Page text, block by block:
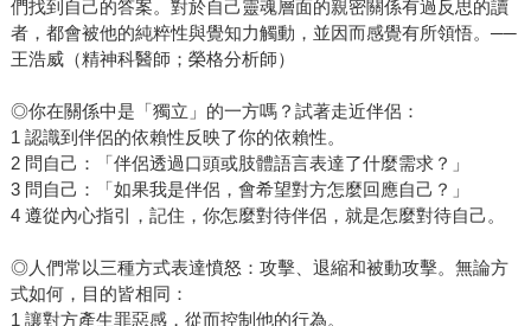
們找到自己的答案。對於自己靈魂層面的親密關係有過反思的讀
者，都會被他的純粹性與覺知力觸動，並因而感覺有所領悟。──
王浩威（精神科醫師；榮格分析師）
◎你在關係中是「獨立」的一方嗎？試著走近伴侶：
1 認識到伴侶的依賴性反映了你的依賴性。
2 問自己：「伴侶透過口頭或肢體語言表達了什麼需求？」
3 問自己：「如果我是伴侶，會希望對方怎麼回應自己？」
4 遵從內心指引，記住，你怎麼對待伴侶，就是怎麼對待自己。
◎人們常以三種方式表達憤怒：攻擊、退縮和被動攻擊。無論方
式如何，目的皆相同：
1 讓對方產生罪惡感，從而控制他的行為。